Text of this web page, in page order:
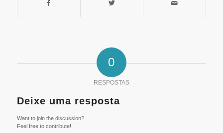
0
RESPOSTAS
Deixe uma resposta
Want to join the discussion?
Feel free to contribute!